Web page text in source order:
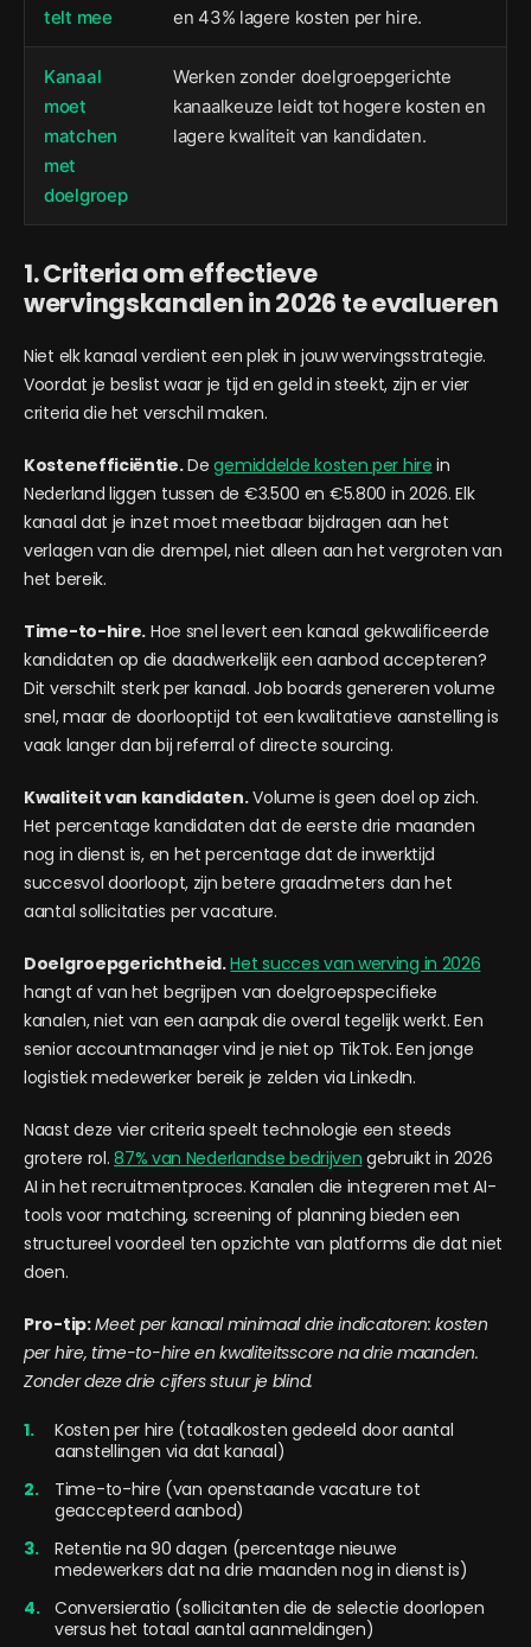
telt mee
en 43% lagere kosten per hire.
Kanaal
moet
matchen
met
doelgroep
Werken zonder doelgroepgerichte
kanaalkeuze leidt tot hogere kosten en
lagere kwaliteit van kandidaten.
1. Criteria om effectieve
wervingskanalen in 2026 te evalueren
Niet elk kanaal verdient een plek in jouw wervingsstrategie.
Voordat je beslist waar je tijd en geld in steekt, zijn er vier
criteria die het verschil maken.
Kostenefficiëntie.Degemiddelde kosten per hire in
Nederland liggen tussen de €3.500 en €5.800 in 2026. Elk
kanaal dat je inzet moet meetbaar bijdragen aan het
verlagen van die drempel, niet alleen aan het vergroten van
het bereik.
Time-to-hire. Hoe snel levert een kanaal gekwalificeerde
kandidaten op die daadwerkelijk een aanbod accepteren?
Dit verschilt sterk per kanaal. Job boards genereren volume
snel, maar de doorlooptijd tot een kwalitatieve aanstelling is
vaak langer dan bij referral of directe sourcing.
Kwaliteit van kandidaten.Volume is geen doel op zich.
Het percentage kandidaten dat de eerste drie maanden
nog in dienst is, en het percentage dat de inwerktijd
succesvol doorloopt, zijn betere graadmeters dan het
aantal sollicitaties per vacature.
Doelgroepgerichtheid.Het succes van werving in 2026
hangt af van het begrijpen van doelgroepspecifieke
kanalen, niet van een aanpak die overal tegelijk werkt. Een
senior accountmanager vind je niet op TikTok. Een jonge
logistiek medewerker bereik je zelden via LinkedIn.
Naast deze vier criteria speelt technologie een steeds
grotere rol.87% van Nederlandse bedrijven gebruikt in 2026
AI in het recruitmentproces. Kanalen die integreren met AI-
tools voor matching, screening of planning bieden een
structureel voordeel ten opzichte van platforms die dat niet
doen.
Pro-tip:Meet per kanaal minimaal drie indicatoren: kosten
per hire, time-to-hire en kwaliteitsscore na drie maanden.
Zonder deze drie cijfers stuur je blind.
Kosten per hire (totaalkosten gedeeld door aantal
aanstellingen via dat kanaal)
Time-to-hire (van openstaande vacature tot
geaccepteerd aanbod)
Retentie na 90 dagen (percentage nieuwe
medewerkers dat na drie maanden nog in dienst is)
Conversieratio (sollicitanten die de selectie doorlopen
versus het totaal aantal aanmeldingen)